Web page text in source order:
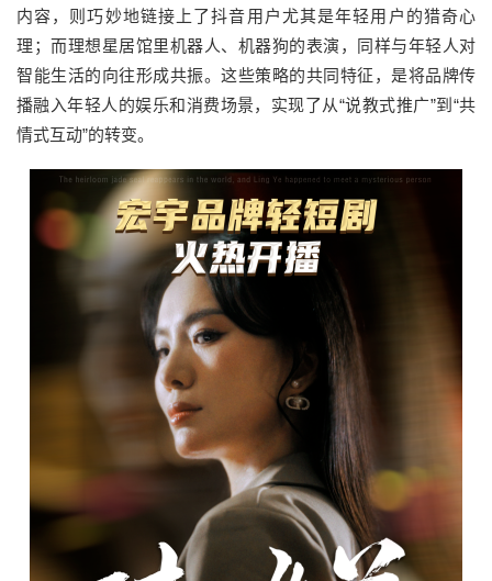
内容，则巧妙地链接上了抖音用户尤其是年轻用户的猎奇心
理；而理想星居馆里机器人、机器狗的表演，同样与年轻人对
智能生活的向往形成共振。这些策略的共同特征，是将品牌传
播融入年轻人的娱乐和消费场景，实现了从“说教式推广”到“共
情式互动”的转变。